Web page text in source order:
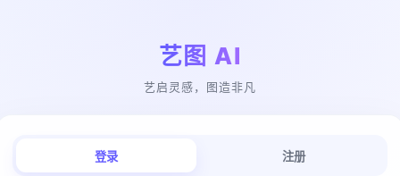
艺图 AI
艺启灵感，图造非凡
登录 注册